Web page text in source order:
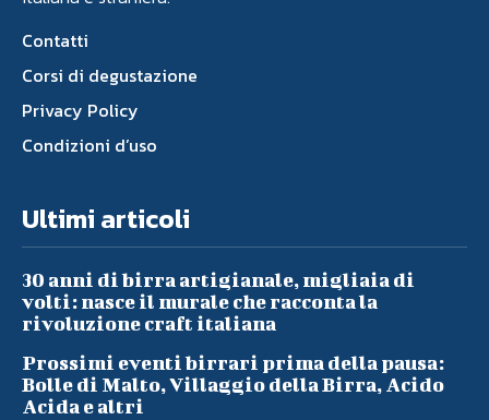
Contatti
Corsi di degustazione
Privacy Policy
Condizioni d’uso
Ultimi articoli
30 anni di birra artigianale, migliaia di
volti: nasce il murale che racconta la
rivoluzione craft italiana
Prossimi eventi birrari prima della pausa:
Bolle di Malto, Villaggio della Birra, Acido
Acida e altri